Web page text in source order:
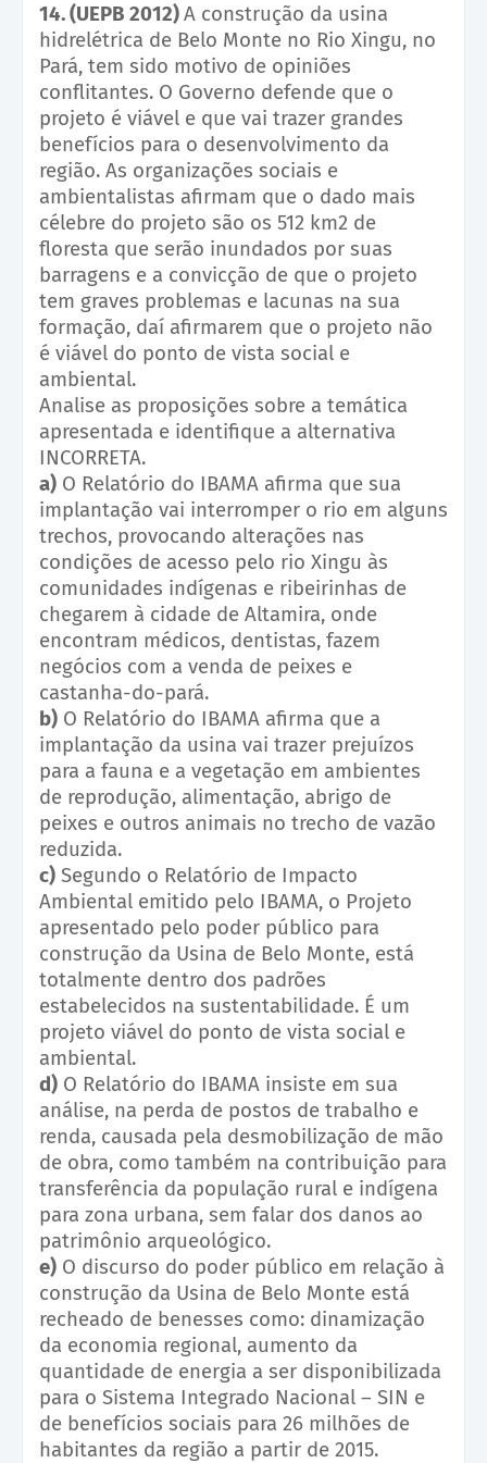
14. (UEPB 2012)A construção da usina
hidrelétrica de Belo Monte no Rio Xingu, no
Pará, tem sido motivo de opiniões
conflitantes. O Governo defende que o
projeto é viável e que vai trazer grandes
benefícios para o desenvolvimento da
região. As organizações sociais e
ambientalistas afirmam que o dado mais
célebre do projeto são os 512 km2 de
floresta que serão inundados por suas
barragens e a convicção de que o projeto
tem graves problemas e lacunas na sua
formação, daí afirmarem que o projeto não
é viável do ponto de vista social e
ambiental.
Analise as proposições sobre a temática
apresentada e identifique a alternativa
INCORRETA.
a) O Relatório do IBAMA afirma que sua
implantação vai interromper o rio em alguns
trechos, provocando alterações nas
condições de acesso pelo rio Xingu às
comunidades indígenas e ribeirinhas de
chegarem à cidade de Altamira, onde
encontram médicos, dentistas, fazem
negócios com a venda de peixes e
castanha-do-pará.
b) O Relatório do IBAMA afirma que a
implantação da usina vai trazer prejuízos
para a fauna e a vegetação em ambientes
de reprodução, alimentação, abrigo de
peixes e outros animais no trecho de vazão
reduzida.
c) Segundo o Relatório de Impacto
Ambiental emitido pelo IBAMA, o Projeto
apresentado pelo poder público para
construção da Usina de Belo Monte, está
totalmente dentro dos padrões
estabelecidos na sustentabilidade. É um
projeto viável do ponto de vista social e
ambiental.
d) O Relatório do IBAMA insiste em sua
análise, na perda de postos de trabalho e
renda, causada pela desmobilização de mão
de obra, como também na contribuição para
transferência da população rural e indígena
para zona urbana, sem falar dos danos ao
patrimônio arqueológico.
e) O discurso do poder público em relação à
construção da Usina de Belo Monte está
recheado de benesses como: dinamização
da economia regional, aumento da
quantidade de energia a ser disponibilizada
para o Sistema Integrado Nacional – SIN e
de benefícios sociais para 26 milhões de
habitantes da região a partir de 2015.